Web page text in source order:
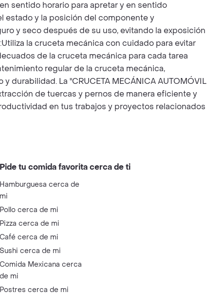
sentido horario para apretar y en sentido
estado y la posición del componente y
y seco después de su uso, evitando la exposición
la cruceta mecánica con cuidado para evitar
de la cruceta mecánica para cada tarea
regular de la cruceta mecánica,
La "CRUCETA MECÁNICA AUTOMÓVIL
de tuercas y pernos de manera eficiente y
en tus trabajos y proyectos relacionados
Pide tu comida favorita cerca de ti
Hamburguesa cerca de
mi
Pollo cerca de mi
Pizza cerca de mi
Café cerca de mi
Sushi cerca de mi
Comida Mexicana cerca
de mi
Postres cerca de mi